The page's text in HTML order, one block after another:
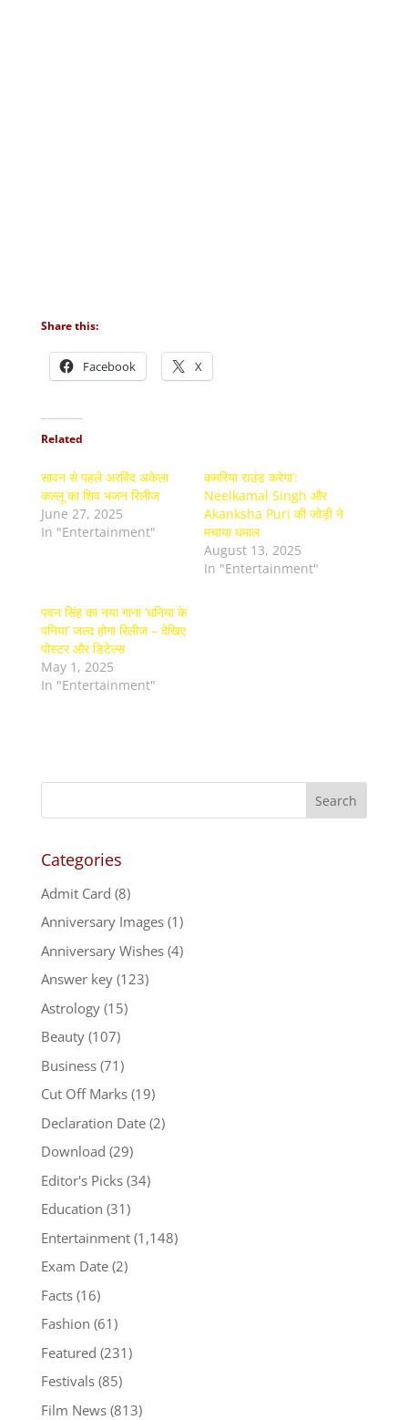
Share this:
Facebook X
Related
सावन से पहले अरविंद अकेला
कल्लू का शिव भजन रिलीज
June 27, 2025
In "Entertainment"
कमरिया राउंड करेगा’:
Neelkamal Singh और
Akanksha Puri की जोड़ी ने
मचाया धमाल
August 13, 2025
In "Entertainment"
पवन सिंह का नया गाना ‘धनिया के
पनिया’ जल्द होगा रिलीज – देखिए
पोस्टर और डिटेल्स
May 1, 2025
In "Entertainment"
Categories
Admit Card (8)
Anniversary Images(1)
Anniversary Wishes(4)
Answer key(123)
Astrology(15)
Beauty(107)
Business(71)
Cut Off Marks(19)
Declaration Date(2)
Download (29)
Editor's Picks(34)
Education (31)
Entertainment(1,148)
Exam Date(2)
Facts(16)
Fashion (61)
Featured (231)
Festivals(85)
Film News(813)